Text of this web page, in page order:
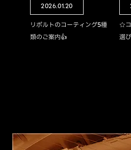
2026.01.20
リボルトのコーティング5種
類のご案内👍
☆コ
選